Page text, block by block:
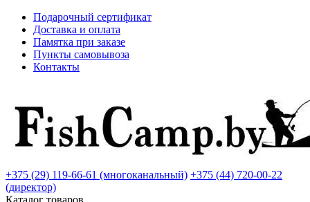
Подарочный сертификат
Доставка и оплата
Памятка при заказе
Пункты самовывоза
Контакты
+375 (29) 119-66-61 (многоканальный) +375 (44) 720-00-22
(директор)
Каталог товаров